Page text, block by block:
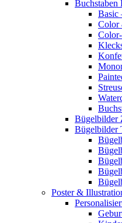
Buchstaben
Basic
Color
Bügelbilder
Bügelbilder
Poster &